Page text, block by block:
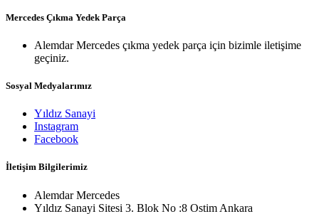
Mercedes Çıkma Yedek Parça
Alemdar Mercedes çıkma yedek parça için bizimle iletişime
geçiniz.
Sosyal Medyalarımız
Yıldız Sanayi
Instagram
Facebook
İletişim Bilgilerimiz
Alemdar Mercedes
Yıldız Sanayi Sitesi 3. Blok No :8 Ostim Ankara